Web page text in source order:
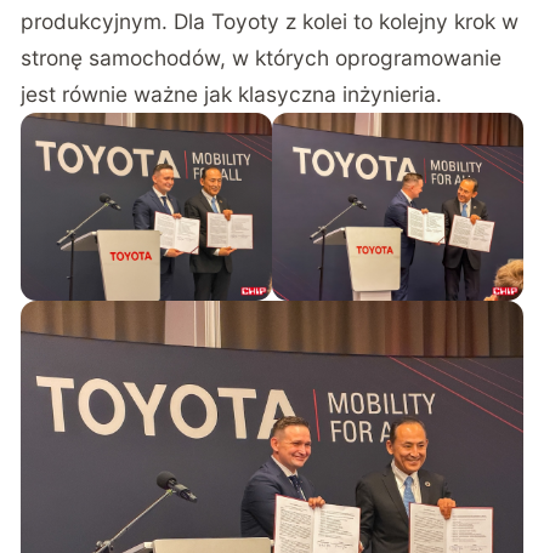
produkcyjnym. Dla Toyoty z kolei to kolejny krok w
stronę samochodów, w których oprogramowanie
jest równie ważne jak klasyczna inżynieria.